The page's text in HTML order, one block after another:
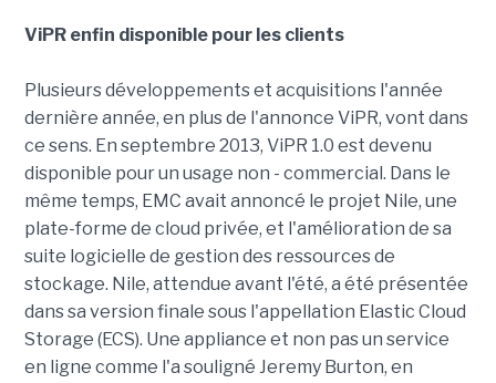
ViPR enfin disponible pour les clients
Plusieurs développements et acquisitions l'année
dernière année, en plus de l'annonce ViPR, vont dans
ce sens. En septembre 2013, ViPR 1.0 est devenu
disponible pour un usage non - commercial. Dans le
même temps, EMC avait annoncé le projet Nile, une
plate-forme de cloud privée, et l'amélioration de sa
suite logicielle de gestion des ressources de
stockage. Nile, attendue avant l'été, a été présentée
dans sa version finale sous l'appellation Elastic Cloud
Storage (ECS). Une appliance et non pas un service
en ligne comme l'a souligné Jeremy Burton, en